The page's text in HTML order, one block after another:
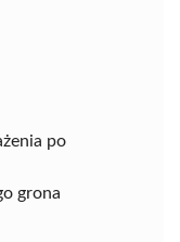
po
grona